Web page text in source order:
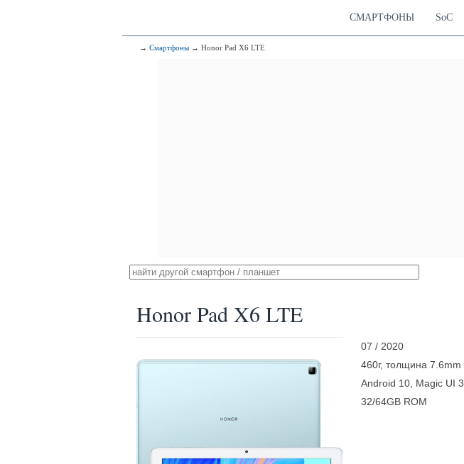
СМАРТФОНЫ SoC
→ Смартфоны → Honor Pad X6 LTE
Honor Pad X6 LTE
07 / 2020
460г, толщина 7.6mm
Android 10, Magic UI 3
32/64GB ROM